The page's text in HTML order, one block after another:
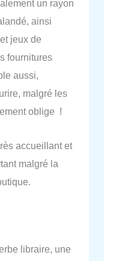
un rayon
ainsi
jeux de
fournitures
aussi,
malgré les
oblige !
accueillant et
malgré la
libraire, une